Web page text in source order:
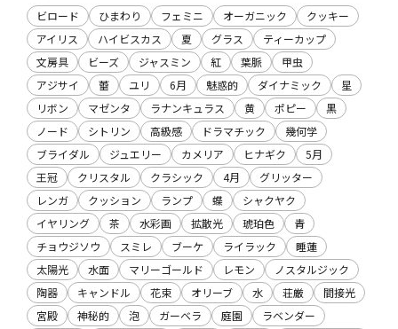
ビロード ひまわり フェミニ オーガニック
クッキー
アイリス
ハイビスカス 夏 グラス
ティーカップ
文房具
ビーズ ジャスミン 紅 葉脈
甲虫
アジサイ
蕾 ユリ 6月 魅惑的 ダイナミック
星
リボン
マゼンタ ラナンキュラス 黄 ポピー
黒
ノード
シトリン 高級感 ドラマチック
幾何学
ブライダル
ジュエリー カメリア ヒナギク
5月
王冠
クリスタル クラシック 4月
グリッター
レンガ
クッション ランプ 蝶
シャクヤク
イヤリング
茶 水彩画 拡散光 琥珀色
青
チョウジソウ
スミレ ブーケ ライラック
睡蓮
太陽光
水面 マリーゴールド レモン
ノスタルジック
陶器
キャンドル 花束 オリーブ 水 荘厳
間接光
宮殿
神秘的 泡 ガーベラ 庭園
ラベンダー